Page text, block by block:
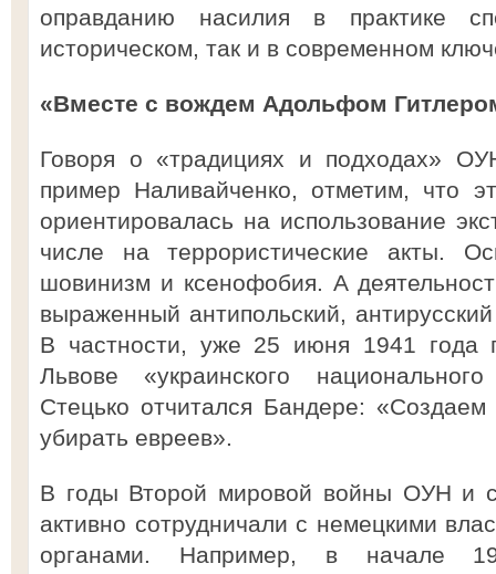
оправданию насилия в практике
историческом, так и в современном
«Вместе с вождем Адольфом
Говоря о «традициях и подходах»
пример Наливайченко, отметим, что
ориентировалась на использование
числе на террористические акты.
шовинизм и ксенофобия. А
выраженный антипольский,
В частности, уже 25 июня 1941 года
Львове «украинского
Стецько отчитался Бандере:
убирать евреев».
В годы Второй мировой войны ОУН и
активно сотрудничали с немецкими
органами. Например, в начале